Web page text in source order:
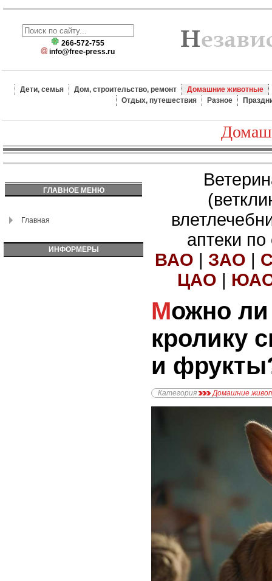
266-572-755
info@free-press.ru
Дети, семья Дом, строительство, ремонт
Домашние животные
Отдых, путешествия
Разное
ГЛАВНОЕ МЕНЮ
Главная
ИНФОРМЕРЫ
аптеки
ВАО | ЗАО |
ЦАО |
Можно ли давать
кролику
и
Категория Домашние